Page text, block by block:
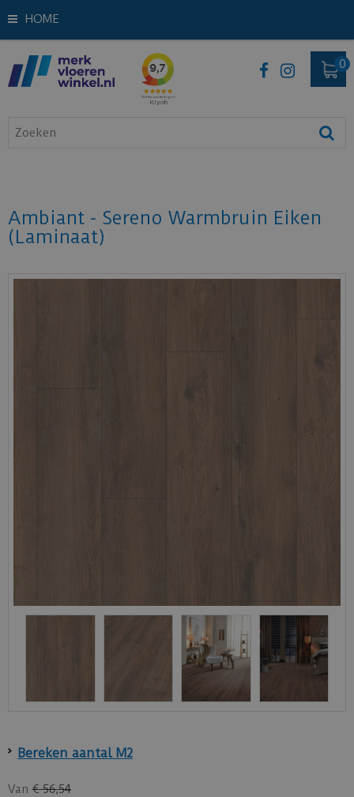
HOME
Ambiant - Sereno Warmbruin Eiken
(Laminaat)
Bereken aantal M2
Van € 56,54